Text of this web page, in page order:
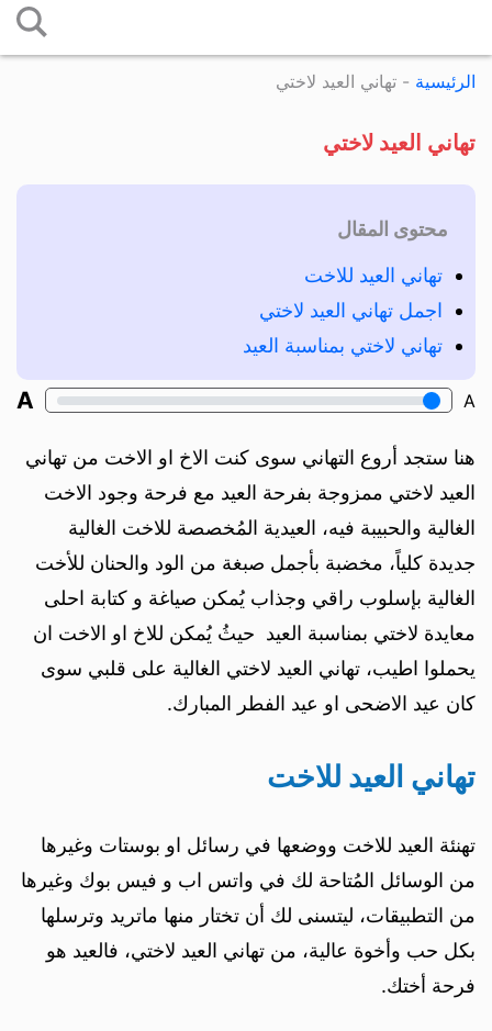
إلى
الرئيسية - تهاني العيد لاختي
تهاني العيد لاختي
محتوى المقال
تهاني العيد للاخت
اجمل تهاني العيد لاختي
تهاني لاختي بمناسبة العيد
A
A
هنا ستجد أروع التهاني سوى كنت الاخ او الاخت من تهاني
العيد لاختي ممزوجة بفرحة العيد مع فرحة وجود الاخت
الغالية والحبيبة فيه، العيدية المُخصصة للاخت الغالية
جديدة كلياً، مخضبة بأجمل صبغة من الود والحنان للأخت
الغالية بإسلوب راقي وجذاب يُمكن صياغة و كتابة احلى
معايدة لاختي بمناسبة العيد حيثُ يُمكن للاخ او الاخت ان
يحملوا اطيب، تهاني العيد لاختي الغالية على قلبي سوى
كان عيد الاضحى او عيد الفطر المبارك.
تهاني العيد للاخت
تهنئة العيد للاخت ووضعها في رسائل او بوستات وغيرها
من الوسائل المُتاحة لك في واتس اب و فيس بوك وغيرها
من التطبيقات، ليتسنى لك أن تختار منها ماتريد وترسلها
بكل حب وأخوة عالية، من تهاني العيد لاختي، فالعيد هو
فرحة أختك.